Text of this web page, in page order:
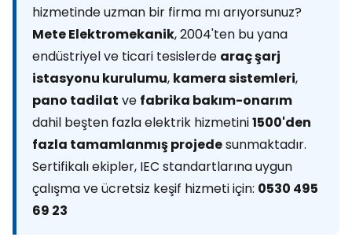
hizmetinde uzman bir firma mı arıyorsunuz?
Mete Elektromekanik, 2004'ten bu yana
endüstriyel ve ticari tesislerde araç şarj
istasyonu kurulumu, kamera sistemleri,
pano tadilat ve fabrika bakım-onarım
dahil beşten fazla elektrik hizmetini1500'den
fazla tamamlanmış projedesunmaktadır.
Sertifikalı ekipler, IEC standartlarına uygun
çalışma ve ücretsiz keşif hizmeti için: 0530 495
69 23